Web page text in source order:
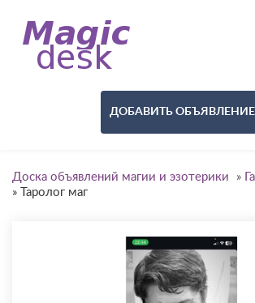
ДОБАВИТЬ ОБЪЯВЛЕНИЕ
Доска объявлений магии и эзотерики »
»
Таролог маг